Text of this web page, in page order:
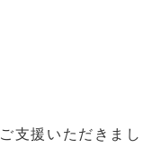
支援いただきまし